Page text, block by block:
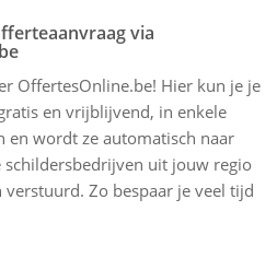
via
OffertesOnline.be! Hier kun je je
en vrijblijvend, in enkele
en wordt ze automatisch naar
schildersbedrijven uit jouw regio
Zo bespaar je veel tijd